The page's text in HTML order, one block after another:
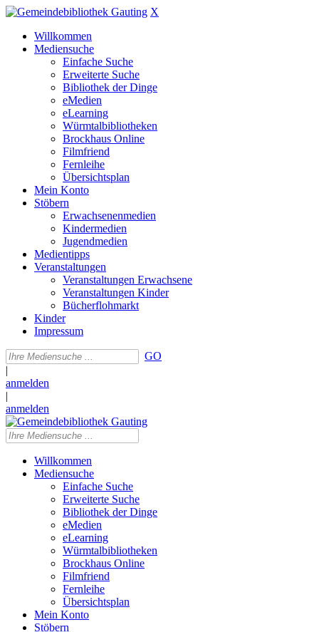
X
Willkommen
Mediensuche
Einfache Suche
Erweiterte Suche
Bibliothek der Dinge
eMedien
eLearning
Würmtalbibliotheken
Brockhaus Online
Filmfriend
Fernleihe
Übersichtsplan
Mein Konto
Stöbern
Erwachsenenmedien
Kindermedien
Jugendmedien
Medientipps
Veranstaltungen
Veranstaltungen Erwachsene
Veranstaltungen Kinder
Bücherflohmarkt
Kinder
Impressum
GO
|
anmelden
|
anmelden
Willkommen
Mediensuche
Einfache Suche
Erweiterte Suche
Bibliothek der Dinge
eMedien
eLearning
Würmtalbibliotheken
Brockhaus Online
Filmfriend
Fernleihe
Übersichtsplan
Mein Konto
Stöbern